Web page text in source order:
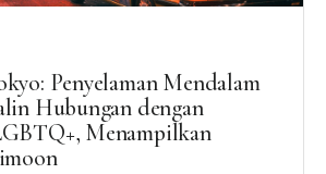
Penyelaman Mendalam
Hubungan dengan
Menampilkan